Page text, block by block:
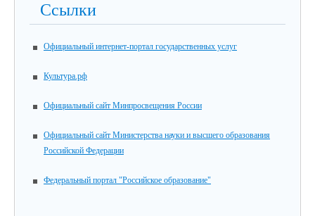
Ссылки
Официальный интернет-портал государственных услуг
Культура.рф
Официальный сайт Минпросвещения России
Официальный сайт Министерства науки и высшего образования
Российской Федерации
Федеральный портал "Российское образование"